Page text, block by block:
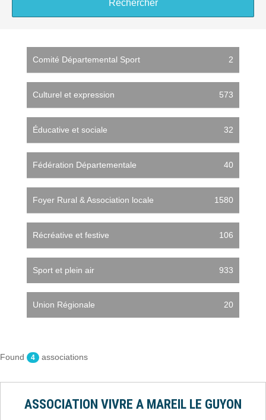
Comité Départemental Sport 2
Culturel et expression 573
Éducative et sociale 32
Fédération Départementale 40
Foyer Rural & Association locale 1580
Récréative et festive 106
Sport et plein air 933
Union Régionale 20
Found 4 associations
ASSOCIATION VIVRE A MAREIL LE GUYON